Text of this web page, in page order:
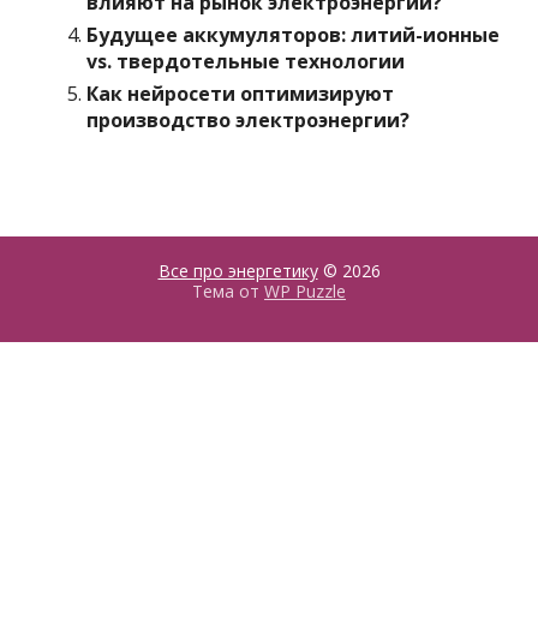
Будущее аккумуляторов: литий-ионные
vs. твердотельные технологии
Как нейросети оптимизируют
производство электроэнергии?
Все про энергетику© 2026
Тема от WP Puzzle